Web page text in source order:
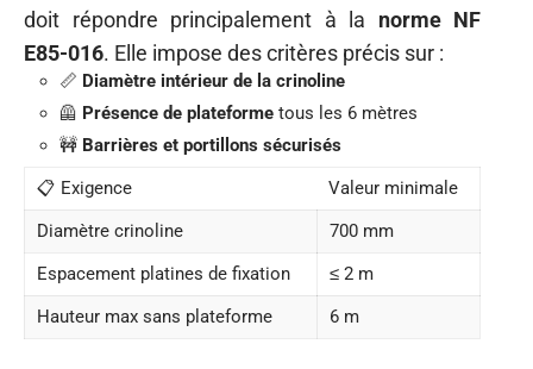
doit répondre principalement à la norme NF
E85-016. Elle impose des critères précis sur :
📏 Diamètre intérieur de la crinoline
🦺 Présence de plateforme tous les 6 mètres
🚧 Barrières et portillons sécurisés
📋 Exigence
Valeur minimale
Diamètre crinoline
700 mm
Espacement platines de fixation
≤ 2 m
Hauteur max sans plateforme
6 m